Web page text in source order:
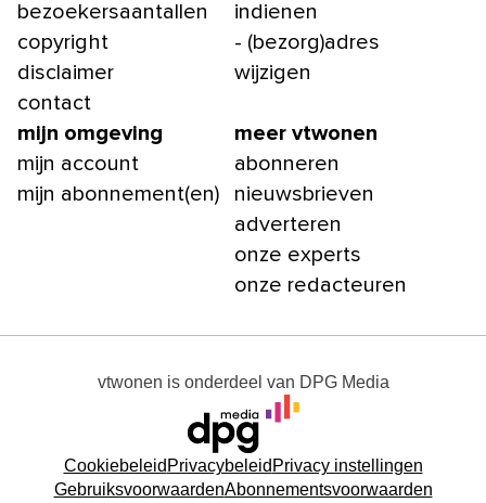
bezoekersaantallen
copyright
disclaimer
contact
indienen
- (bezorg)adres
wijzigen
mijn omgeving
mijn account
mijn abonnement(en)
meer vtwonen
abonneren
nieuwsbrieven
adverteren
onze experts
onze redacteuren
vtwonen is onderdeel van DPG Media
Cookiebeleid Privacybeleid Privacy instellingen
GebruiksvoorwaardenAbonnementsvoorwaarden